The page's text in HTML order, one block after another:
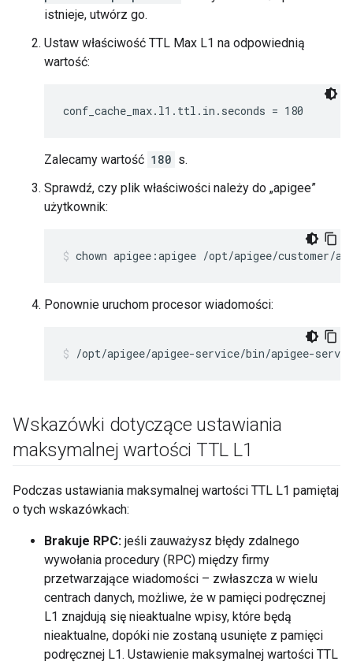
istnieje, utwórz go.
Ustaw właściwość TTL Max L1 na odpowiednią
wartość:
conf_cache_max.l1.ttl.in.seconds = 180
Zalecamy wartość 180 s.
Sprawdź, czy plik właściwości należy do „apigee”
użytkownik:
chown apigee:apigee /opt/apigee/customer/
Ponownie uruchom procesor wiadomości:
/opt/apigee/apigee-service/bin/apigee-
Wskazówki dotyczące ustawiania
maksymalnej wartości TTL L1
Podczas ustawiania maksymalnej wartości TTL L1 pamiętaj
o tych wskazówkach:
Brakuje RPC: jeśli zauważysz błędy zdalnego
wywołania procedury (RPC) między firmy
przetwarzające wiadomości – zwłaszcza w wielu
centrach danych, możliwe, że w pamięci podręcznej
L1 znajdują się nieaktualne wpisy, które będą
nieaktualne, dopóki nie zostaną usunięte z pamięci
podręcznej L1. Ustawienie maksymalnej wartości TTL